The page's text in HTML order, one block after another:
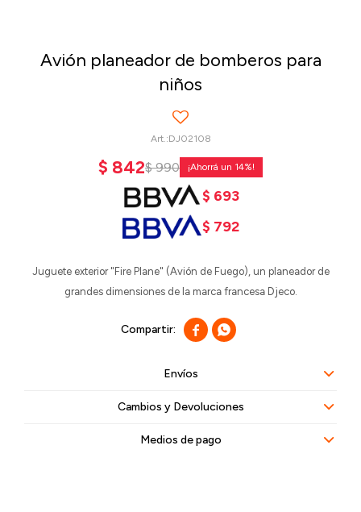
Avión planeador de bomberos para
niños
DJ02108
$ 842$ 990 14
$ 693
$ 792
Juguete exterior "Fire Plane" (Avión de Fuego), un planeador de
grandes dimensiones de la marca francesa Djeco.
 
Envíos
Cambios y Devoluciones
Medios de pago